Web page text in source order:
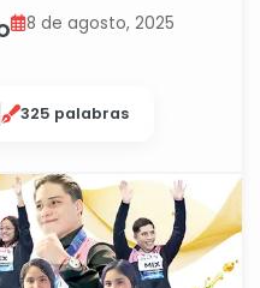
8 de agosto, 2025
325 palabras